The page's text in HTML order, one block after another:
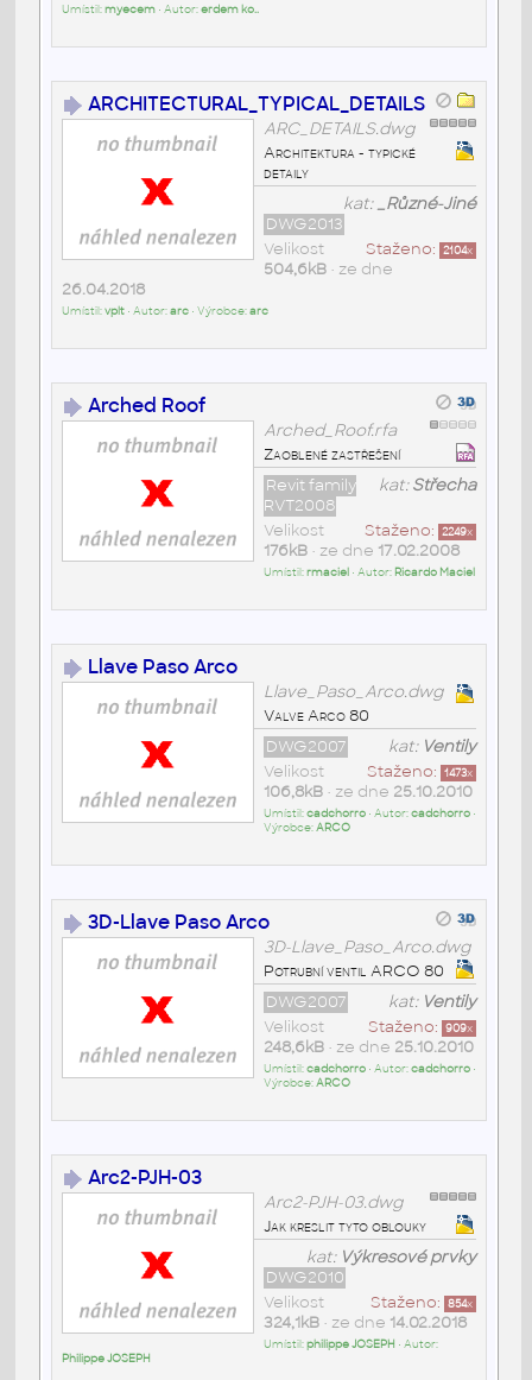
Umístil:myecem• Autor:erdem ko..
ARCHITECTURAL_TYPICAL_DETAILS
ARC_DETAILS.dwg
Architektura - typické
detaily
kat:_Různé-Jiné
DWG2013
Staženo: 2104x
Velikost
504,6kB• ze dne
26.04.2018
Umístil:vplt• Autor:arc• Výrobce:arc
Arched Roof
Arched_Roof.rfa
Zaoblené zastřešení
kat:Střecha
Revit family
RVT2008
Staženo: 2249x
Velikost
176kB• ze dne 17.02.2008
Umístil:rmaciel • Autor: Ricardo Maciel
Llave Paso Arco
Llave_Paso_Arco.dwg
Valve Arco 80
kat: Ventily
DWG2007
Staženo: 1473x
Velikost
106,8kB• ze dne 25.10.2010
Umístil:cadchorro• Autor:cadchorro•
Výrobce:ARCO
3D-Llave Paso Arco
3D-Llave_Paso_Arco.dwg
Potrubní ventil ARCO 80
kat: Ventily
DWG2007
Staženo: 909x
Velikost
248,6kB• ze dne 25.10.2010
Umístil:cadchorro• Autor:cadchorro•
Výrobce:ARCO
Arc2-PJH-03
Arc2-PJH-03.dwg
Jak kreslit tyto oblouky
kat: Výkresové prvky
DWG2010
Staženo: 854x
Velikost
324,1kB• ze dne 14.02.2018
Umístil:philippe JOSEPH • Autor:
Philippe JOSEPH